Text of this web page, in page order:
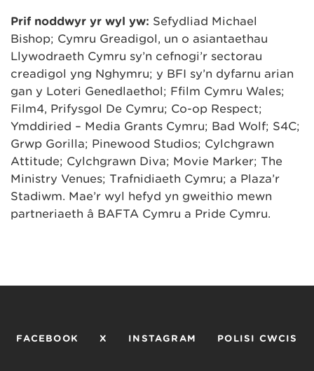
Prif noddwyr yr ŵyl yw: Sefydliad Michael
Bishop; Cymru Greadigol, un o asiantaethau
Llywodraeth Cymru sy’n cefnogi’r sectorau
creadigol yng Nghymru; y BFI sy’n dyfarnu arian
gan y Loteri Genedlaethol; Ffilm Cymru Wales;
Film4, Prifysgol De Cymru; Co-op Respect;
Ymddiried – Media Grants Cymru; Bad Wolf; S4C;
Grŵp Gorilla; Pinewood Studios; Cylchgrawn
Attitude; Cylchgrawn Diva; Movie Marker; The
Ministry Venues; Trafnidiaeth Cymru; a Plaza’r
Stadiwm. Mae’r ŵyl hefyd yn gweithio mewn
partneriaeth â BAFTA Cymru a Pride Cymru.
FACEBOOK X INSTAGRAM POLISI CWCIS